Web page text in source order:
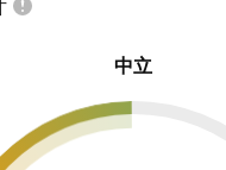
中立